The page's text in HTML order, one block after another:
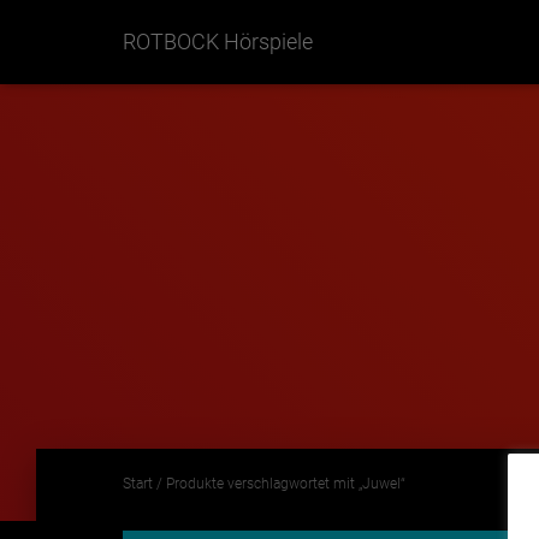
ROTBOCK Hörspiele
Start / Produkte verschlagwortet mit „Juwel“